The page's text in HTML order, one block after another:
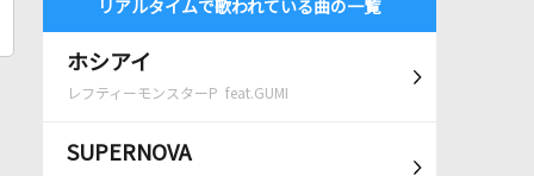
リアルタイムで歌われている曲の一覧
ホシアイ
レフティーモンスターP feat.GUMI
SUPERNOVA